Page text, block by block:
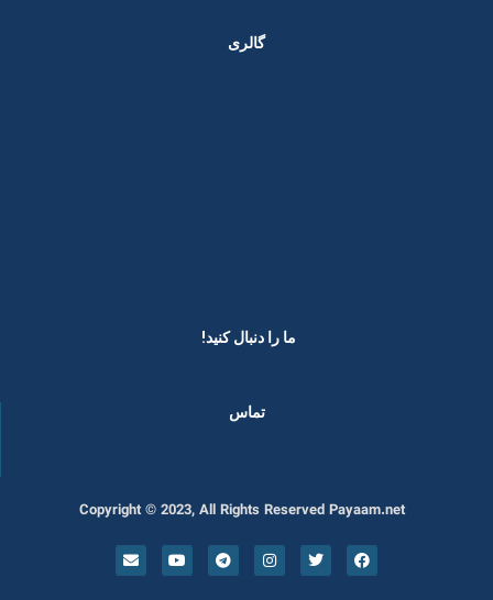
گالری
ما را دنبال کنید! ​
تماس
Copyright © 2023, All Rights Reserved Payaam.net